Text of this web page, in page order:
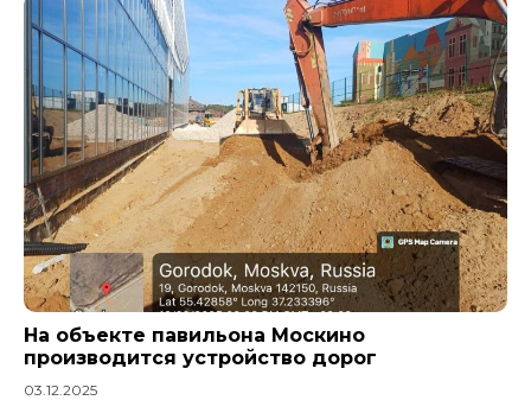
На объекте павильона Москино
производится устройство дорог
03.12.2025